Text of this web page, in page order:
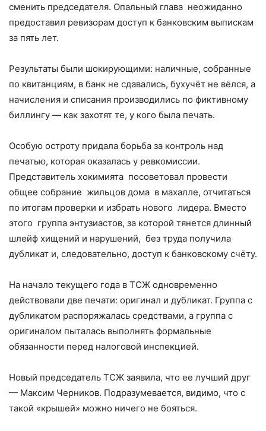
сменить председателя. Опальный глава неожиданно
предоставил ревизорам доступ к банковским выпискам
за пять лет.
Результаты были шокирующими: наличные, собранные
по квитанциям, в банк не сдавались, бухучёт не вёлся, а
начисления и списания производились по фиктивному
биллингу — как захотят те, у кого была печать.
Особую остроту придала борьба за контроль над
печатью, которая оказалась у ревкомиссии.
Представитель хокимията посоветовал провести
общее собрание жильцов дома в махалле, отчитаться
по итогам проверки и избрать нового лидера. Вместо
этого группа энтузиастов, за которой тянется длинный
шлейф хищений и нарушений, без труда получила
дубликат и, следовательно, доступ к банковскому счёту.
На начало текущего года в ТСЖ одновременно
действовали две печати: оригинал и дубликат. Группа с
дубликатом распоряжалась средствами, а группа с
оригиналом пыталась выполнять формальные
обязанности перед налоговой инспекцией.
Новый председатель ТСЖ заявила, что ее лучший друг
— Максим Черников. Подразумевается, видимо, что с
такой «крышей» можно ничего не бояться.